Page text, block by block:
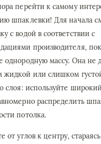
перейти к самому
шпаклевки! Для начала
с водой в соответствии с
производителя,
однородную массу. Она не
жидкой или слишком
слоя: используйте
распределить
потолка.
от углов к центру,